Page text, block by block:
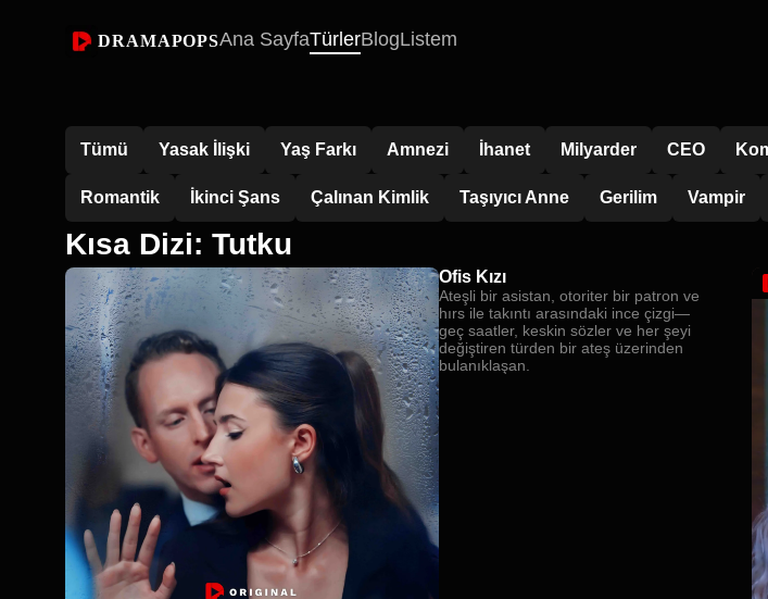
DRAMAPOPSAna SayfaTürlerBlogListem
Tümü Yasak İlişki Yaş Farkı Amnezi İhanet Milyarder CEO
Romantik İkinci Şans Çalınan Kimlik Taşıyıcı Anne Gerilim Vampir
Kısa Dizi: Tutku
Ofis Kızı
Ateşli bir asistan, otoriter bir patron ve
hırs ile takıntı arasındaki ince çizgi—
geç saatler, keskin sözler ve her şeyi
değiştiren türden bir ateş üzerinden
bulanıklaşan.